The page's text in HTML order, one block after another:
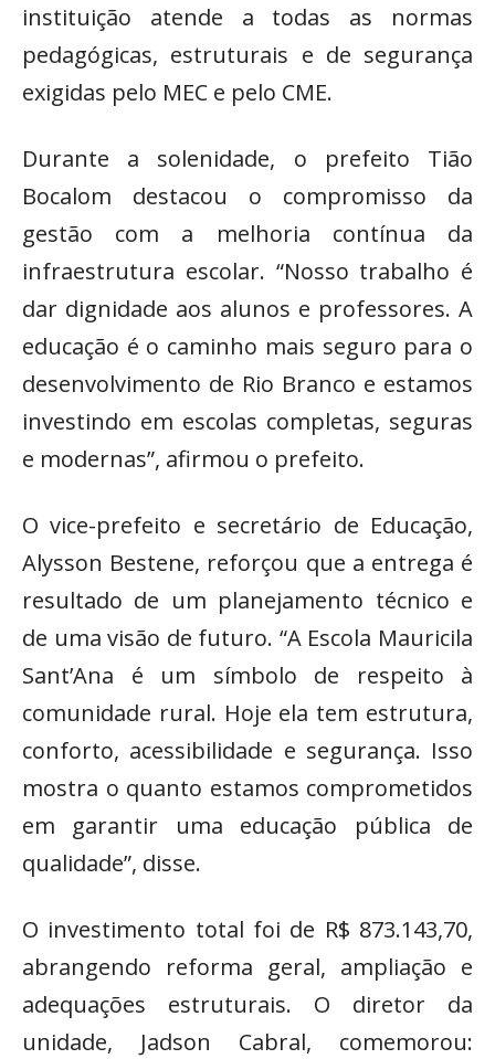
instituição atende a todas as normas
pedagógicas, estruturais e de segurança
exigidas pelo MEC e pelo CME.
Durante a solenidade, o prefeito Tião
Bocalom destacou o compromisso da
gestão com a melhoria contínua da
infraestrutura escolar. “Nosso trabalho é
dar dignidade aos alunos e professores. A
educação é o caminho mais seguro para o
desenvolvimento de Rio Branco e estamos
investindo em escolas completas, seguras
e modernas”, afirmou o prefeito.
O vice-prefeito e secretário de Educação,
Alysson Bestene, reforçou que a entrega é
resultado de um planejamento técnico e
de uma visão de futuro. “A Escola Mauricila
Sant’Ana é um símbolo de respeito à
comunidade rural. Hoje ela tem estrutura,
conforto, acessibilidade e segurança. Isso
mostra o quanto estamos comprometidos
em garantir uma educação pública de
qualidade”, disse.
O investimento total foi de R$ 873.143,70,
abrangendo reforma geral, ampliação e
adequações estruturais. O diretor da
unidade, Jadson Cabral, comemorou: